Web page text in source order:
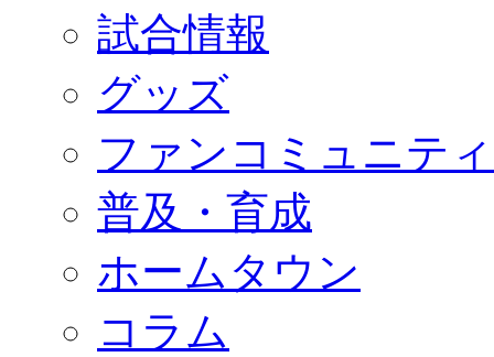
GOODS
オフィシャルストア（実店舗）
オンラインストア
ACADEMY
アカデミーについて
コーチ&スタッフ
ジュニア
ジュニアユース
ユース
練習拠点（ナラディーア）
SCHOOL
CLUB
パートナー募集
クラブ理念
試合情報
グッズ
ファンコミュニティ
普及・育成
ホームタウン
コラム